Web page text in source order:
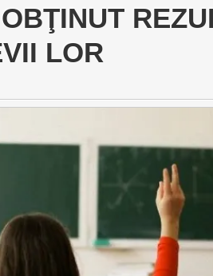
LOR